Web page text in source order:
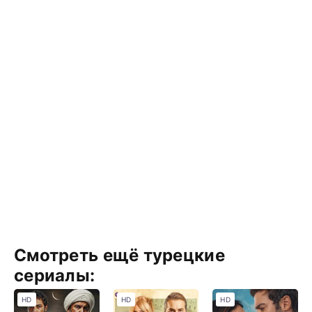
Смотреть ещё турецкие
сериалы:
HD HD HD